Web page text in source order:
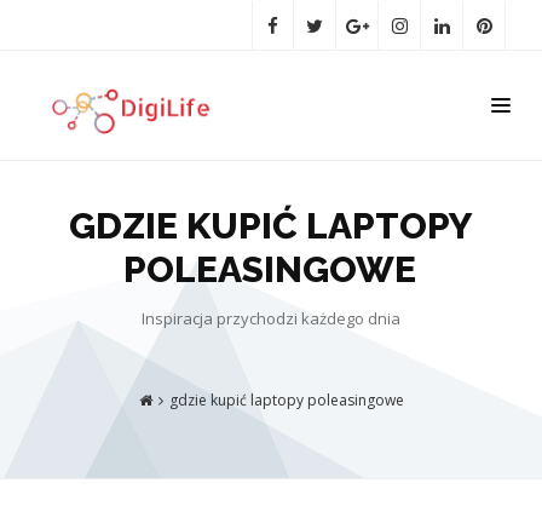
GDZIE KUPIĆ LAPTOPY
POLEASINGOWE
Inspiracja przychodzi każdego dnia
gdzie kupić laptopy poleasingowe